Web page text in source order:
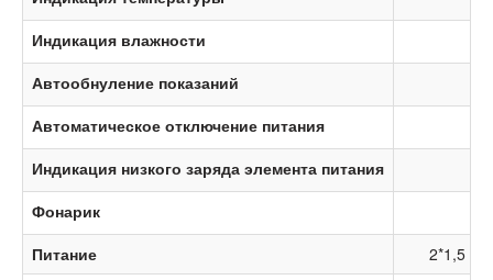
Индикация влажности
Автообнуление показаний
Автоматическое отключение питания
Индикация низкого заряда элемента питания
Фонарик
Питание
2*1,5 В,